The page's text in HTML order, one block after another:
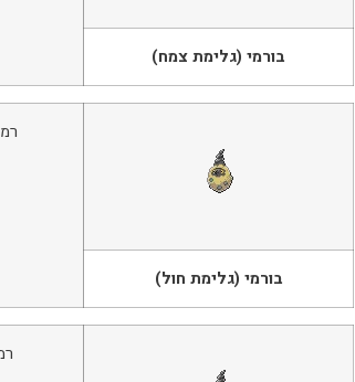
בורמי (גלימת צמח)
רמה 20,
בורמי (גלימת חול)
רמה